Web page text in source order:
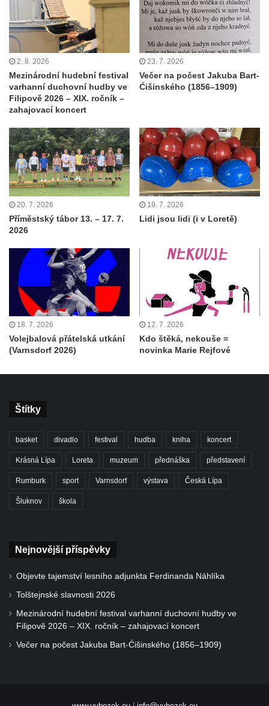
2. 8. 2026
Mezinárodní hudební festival
varhanní duchovní hudby ve
Filipově 2026 – XIX. ročník –
zahajovací koncert
23. 7. 2026
Večer na počest Jakuba Bart-
Ćišinského (1856–1909)
20. 7. 2026
Příměstský tábor 13. – 17. 7.
2026
19. 7. 2026
Lidi jsou lidi (i v Loretě)
18. 7. 2026
Volejbalová přátelská utkání
(Varnsdorf 2026)
12. 7. 2026
Kdo štěká, nekouše =
novinka Marie Rejfové
Štítky
basket divadlo festival hudba kniha koncert
Krásná Lípa Loreta muzeum přednáška představení
Rumburk sport Varnsdorf výstava Česká Lípa
Šluknov škola
Nejnovější příspěvky
Objevte tajemství lesního adjunkta Ferdinanda Náhlíka
Tolštejnské slavnosti 2026
Mezinárodní hudební festival varhanní duchovní hudby ve
Filipově 2026 – XIX. ročník – zahajovací koncert
Večer na počest Jakuba Bart-Ćišinského (1856–1909)